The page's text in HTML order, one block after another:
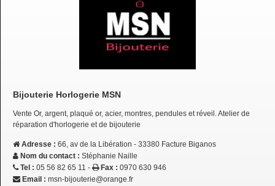
Bijouterie Horlogerie MSN
Vente Or, argent, plaqué or, acier, montres, pendules et réveil. Atelier de
réparation d'horlogerie et de bijouterie
Adresse : 66, av de la Libération - 33380 Facture Biganos
Nom du contact : Stéphanie Naille
Tel : 05 56 82 65 11 - Fax : 0970 630 946
Email : msn-bijouterie@orange.fr